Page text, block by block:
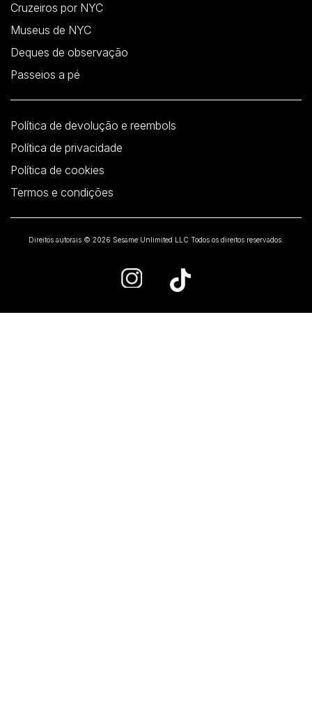
Cruzeiros por NYC
Museus de NYC
Deques de observação
Passeios a pé
Política de devolução e reembols
Política de privacidade
Política de cookies
Termos e condições
Direitos autorais © 2026 Sesame Unlimited LLC Todos os direitos reservados.